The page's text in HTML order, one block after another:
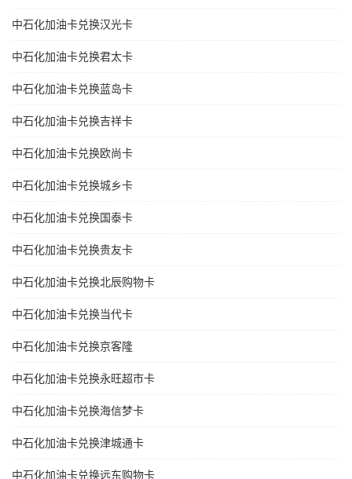
中石化加油卡兑换汉光卡
中石化加油卡兑换君太卡
中石化加油卡兑换蓝岛卡
中石化加油卡兑换吉祥卡
中石化加油卡兑换欧尚卡
中石化加油卡兑换城乡卡
中石化加油卡兑换国泰卡
中石化加油卡兑换贵友卡
中石化加油卡兑换北辰购物卡
中石化加油卡兑换当代卡
中石化加油卡兑换京客隆
中石化加油卡兑换永旺超市卡
中石化加油卡兑换海信梦卡
中石化加油卡兑换津城通卡
中石化加油卡兑换远东购物卡